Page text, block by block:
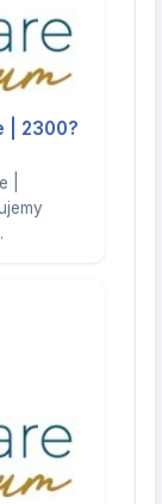
| 2300?
|